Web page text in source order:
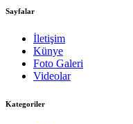
Sayfalar
İletişim
Künye
Foto Galeri
Videolar
Kategoriler